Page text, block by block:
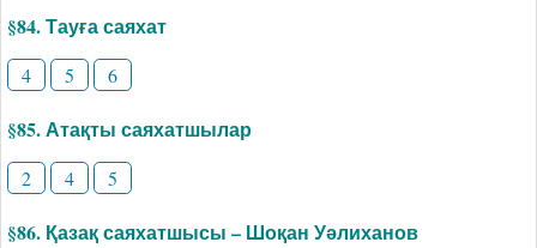
§84. Тауға саяхат
4 5 6
§85. Атақты саяхатшылар
2 4 5
§86. Қазақ саяхатшысы – Шоқан Уәлиханов